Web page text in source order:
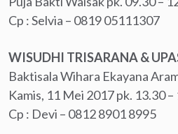
Cp : Selvia – ‪0819 05111307‬
WISUDHI TRISARANA &
Baktisala Wihara Ekayana
Kamis, 11 Mei 2017 pk. 13.30
Cp : Devi – ‪0812 8901 8995‬